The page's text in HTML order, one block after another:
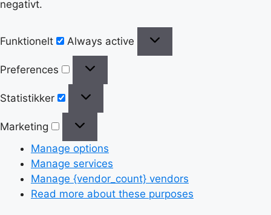
negativt.
Funktionelt Always active
Preferences
Statistikker
Marketing
Manage options
Manage services
Manage {vendor_count} vendors
Read more about these purposes